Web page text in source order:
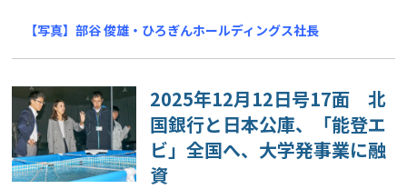
【写真】部谷 俊雄・ひろぎんホールディングス社長
2025年12月12日号17面 北
国銀行と日本公庫、「能登エ
ビ」全国へ、大学発事業に融
資